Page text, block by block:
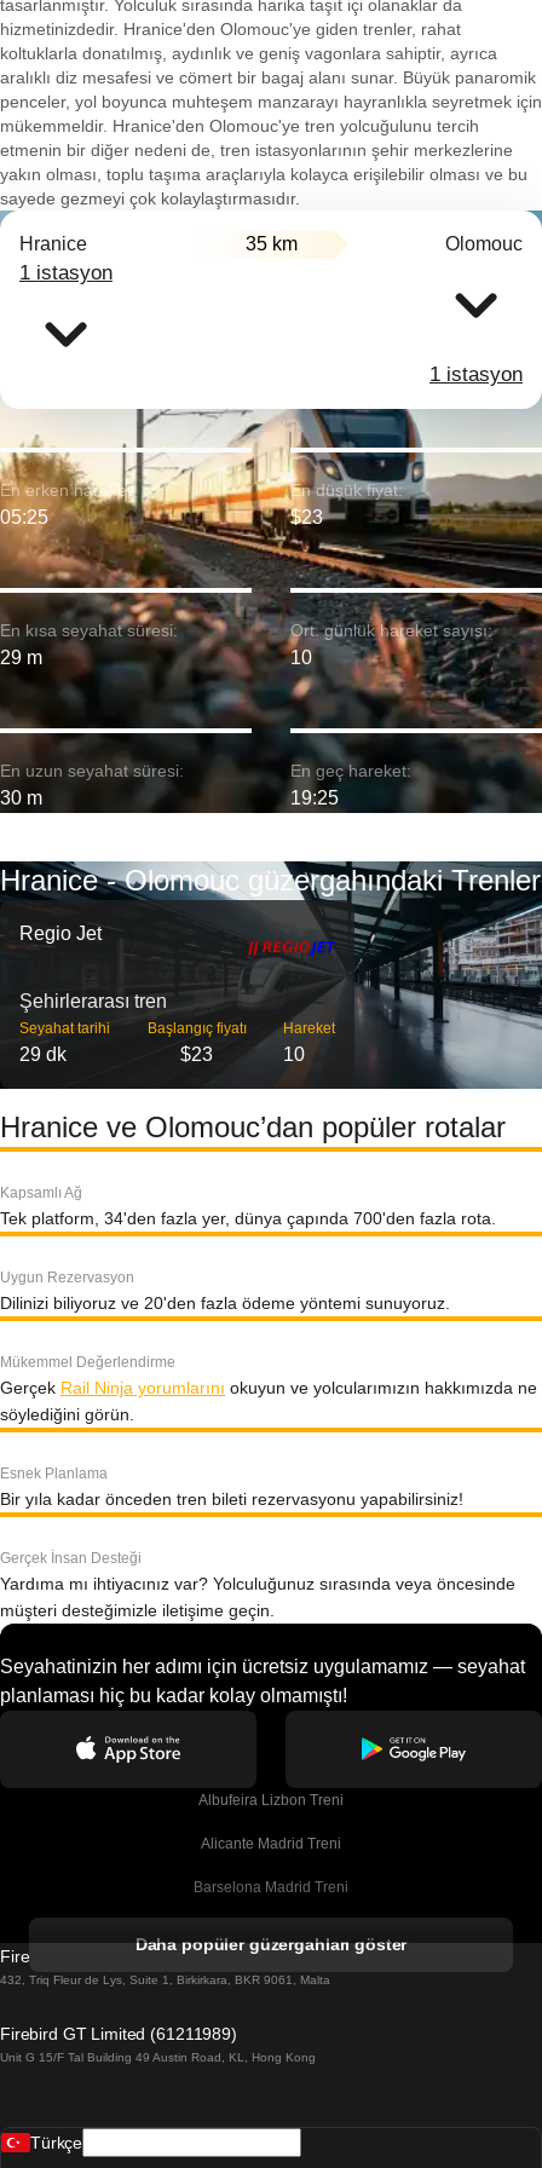
tasarlanmıştır. Yolculuk sırasında harika taşıt içi olanaklar da
hizmetinizdedir. Hranice'den Olomouc'ye giden trenler, rahat
koltuklarla donatılmış, aydınlık ve geniş vagonlara sahiptir, ayrıca
aralıklı diz mesafesi ve cömert bir bagaj alanı sunar. Büyük panaromik
penceler, yol boyunca muhteşem manzarayı hayranlıkla seyretmek için
mükemmeldir. Hranice'den Olomouc'ye tren yolcuğulunu tercih
etmenin bir diğer nedeni de, tren istasyonlarının şehir merkezlerine
yakın olması, toplu taşıma araçlarıyla kolayca erişilebilir olması ve bu
sayede gezmeyi çok kolaylaştırmasıdır.
Hranice 35 km Olomouc
1 istasyon
1 istasyon
En kısa seyahat süresi:
29 m
En erken hareket:
05:25
En uzun seyahat süresi:
30 m
En düşük fiyat:
$23
Ort. günlük hareket sayısı:
10
En geç hareket:
19:25
Hranice - Olomouc güzergahındaki Trenler
Regio Jet
Şehirlerarası tren
Seyahat tarihi
29 dk
Başlangıç ​​fiyatı
$23
Hareket
10
Hranice ve Olomouc’dan popüler rotalar
Kapsamlı Ağ
Tek platform, 34'den fazla yer, dünya çapında 700'den fazla rota.
Uygun Rezervasyon
Dilinizi biliyoruz ve 20'den fazla ödeme yöntemi sunuyoruz.
Mükemmel Değerlendirme
Gerçek Rail Ninja yorumlarını okuyun ve yolcularımızın hakkımızda ne
söylediğini görün.
Esnek Planlama
Bir yıla kadar önceden tren bileti rezervasyonu yapabilirsiniz!
Gerçek İnsan Desteği
Yardıma mı ihtiyacınız var? Yolculuğunuz sırasında veya öncesinde
müşteri desteğimizle iletişime geçin.
Seyahatinizin her adımı için ücretsiz uygulamamız — seyahat
planlaması hiç bu kadar kolay olmamıştı!
Albufeira Lizbon Treni
Alicante Madrid Treni
Barselona Madrid Treni
Barselona Sevilla Treni
Belfast Dublin Treni
Daha popüler güzergahları göster
Firebird GT Limited (OC 1451)
432, Triq Fleur de Lys, Suite 1, Birkirkara, BKR 9061, Malta
Firebird GT Limited (61211989)
Unit G 15/F Tal Building 49 Austin Road, KL, Hong Kong
Türkçe